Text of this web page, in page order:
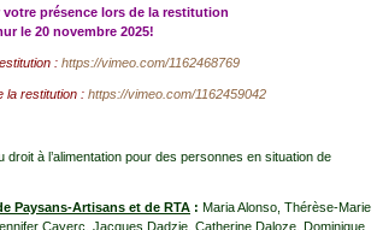
présence lors de la restitution
le 20 novembre 2025!
: https://vimeo.com/1162468769
la restitution : https://vimeo.com/1162459042
à l’alimentation pour des personnes en situation de
Paysans-Artisans et de RTA : Maria Alonso, Thérèse-Marie
Cayerc, Jacques Dadzie, Catherine Daloze, Dominique